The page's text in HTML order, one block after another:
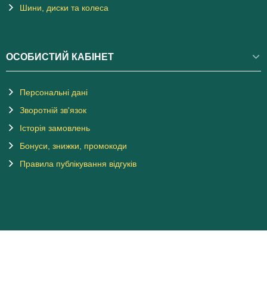
Шини, диски та колеса
ОСОБИСТИЙ КАБІНЕТ
Персональні дані
Зворотній зв'язок
Історія замовлень
Бонуси, знижки, промокоди
Правила публікування відгуків